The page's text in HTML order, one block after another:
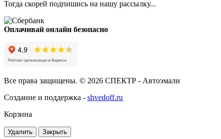
Тогда скорей подпишись на нашу рассылку...
Оплачивай онлайн безопасно
Все права защищены. © 2026 СПЕКТР - Автоэмали
Создание и поддержка - shvedoff.ru
Корзина
Удалить Закрыть